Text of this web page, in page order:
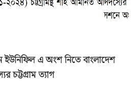
ইউনিফিল এ অংশ নিতে বাংলাদেশ
চট্টগ্রাম ত্যাগ